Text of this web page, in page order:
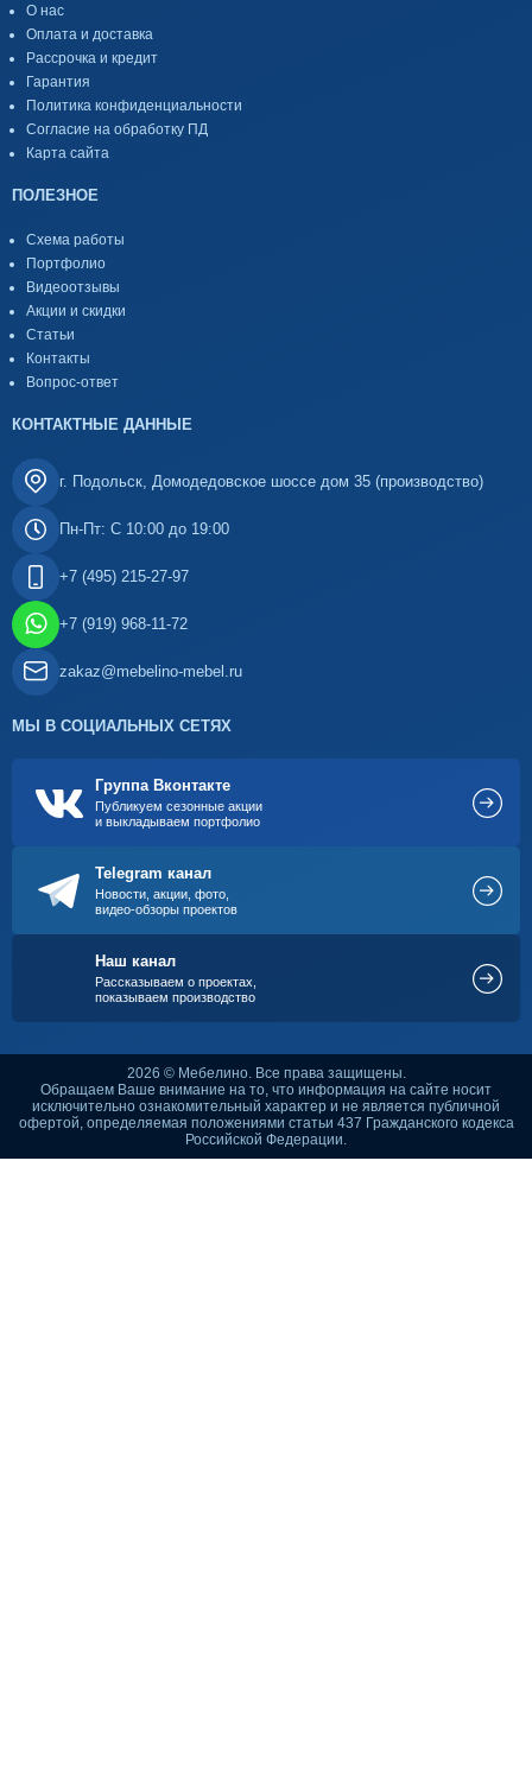
О нас
Оплата и доставка
Рассрочка и кредит
Гарантия
Политика конфиденциальности
Согласие на обработку ПД
Карта сайта
ПОЛЕЗНОЕ
Схема работы
Портфолио
Видеоотзывы
Акции и скидки
Статьи
Контакты
Вопрос-ответ
КОНТАКТНЫЕ ДАННЫЕ
г. Подольск, Домодедовское шоссе дом 35 (производство)
Пн-Пт: С 10:00 до 19:00
+7 (495) 215-27-97
+7 (919) 968-11-72
zakaz@mebelino-mebel.ru
МЫ В СОЦИАЛЬНЫХ СЕТЯХ
Группа Вконтакте
Публикуем сезонные акции
и выкладываем портфолио
Telegram канал
Новости, акции, фото,
видео-обзоры проектов
Наш канал
Рассказываем о проектах,
показываем производство
2026 © Мебелино. Все права защищены.
Обращаем Ваше внимание на то, что информация на сайте носит
исключительно ознакомительный характер и не является публичной
офертой, определяемая положениями статьи 437 Гражданского кодекса
Российской Федерации.